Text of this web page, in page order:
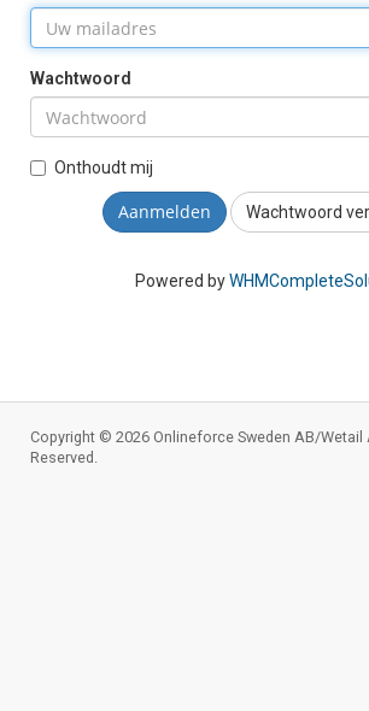
Wachtwoord
Onthoudt mij
Wachtwoord
Powered by
Copyright © 2026 Onlineforce Sweden AB/Wetail
Reserved.